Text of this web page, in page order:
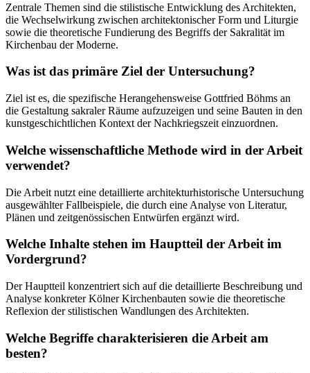
Zentrale Themen sind die stilistische Entwicklung des Architekten,
die Wechselwirkung zwischen architektonischer Form und Liturgie
sowie die theoretische Fundierung des Begriffs der Sakralität im
Kirchenbau der Moderne.
Was ist das primäre Ziel der Untersuchung?
Ziel ist es, die spezifische Herangehensweise Gottfried Böhms an
die Gestaltung sakraler Räume aufzuzeigen und seine Bauten in den
kunstgeschichtlichen Kontext der Nachkriegszeit einzuordnen.
Welche wissenschaftliche Methode wird in der Arbeit
verwendet?
Die Arbeit nutzt eine detaillierte architekturhistorische Untersuchung
ausgewählter Fallbeispiele, die durch eine Analyse von Literatur,
Plänen und zeitgenössischen Entwürfen ergänzt wird.
Welche Inhalte stehen im Hauptteil der Arbeit im
Vordergrund?
Der Hauptteil konzentriert sich auf die detaillierte Beschreibung und
Analyse konkreter Kölner Kirchenbauten sowie die theoretische
Reflexion der stilistischen Wandlungen des Architekten.
Welche Begriffe charakterisieren die Arbeit am
besten?